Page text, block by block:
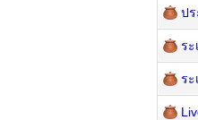
ป
ระ
ระ